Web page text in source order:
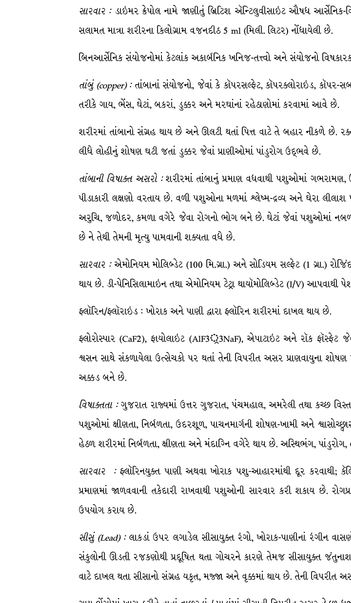
સારવાર :ડાઇમર ક્રેપોલ નામે જાણીતું બ્રિટિશ ઍન્ટિલુવીસાઇટ ઔષધ
સલામત માત્રા શરીરના કિલોગ્રામ વજનદીઠ 5 ml (મિલી. લિટર) નોંધાયેલી છે.
બિનઆર્સેનિક સંયોજનોમાં કેટલાંક અકાર્બનિક ખનિજ-તત્ત્વો અને સંયોજનો
તાંબું(copper) :તાંબાનાં સંયોજનો, જેવાં કે કૉપરસલ્ફેટ, કૉપરક્લોરાઇડ,
તરીકે ગાય, ભેંસ, ઘેટાં, બકરાં, ડુક્કર અને મરઘાંનાં રહેઠાણોમાં કરવામાં આવે છે.
શરીરમાં તાંબાનો સંગ્રહ થાય છે અને ઊલટી થતાં પિત્ત વાટે તે બહાર નીકળે છે.
લીધે લોહીનું શોષણ ઘટી જતાં ડુક્કર જેવાં પ્રાણીઓમાં પાંડુરોગ ઉદ્ભવે છે.
તાંબાની વિષાક્ત અસરો:શરીરમાં તાંબાનું પ્રમાણ વધવાથી પશુઓમાં ગભરામણ,
પીડાકારી લક્ષણો વરતાય છે. વળી પશુઓના મળમાં શ્ર્લેષ્મ-દ્રવ્ય અને ઘેરા
અરુચિ, જળોદર, કમળા વગેરે જેવા રોગનો ભોગ બને છે. ઘેટાં જેવાં પશુઓમાં
છે ને તેથી તેમની મૃત્યુ પામવાની શક્યતા વધે છે.
સારવાર :એમોનિયમ મોલિબ્ડેટ (100 મિ.ગ્રા.) અને સોડિયમ સલ્ફેટ (1 ગ્રા.)
થાય છે. ડી-પેનિસિલામાઇન તથા એમોનિયમ ટેટ્રા થાયૉમોલિબ્ડેટ (I/V)
ફ્લૉરિન/ફ્લૉરાઇડ : ખોરાક અને પાણી દ્વારા ફ્લૉરિન શરીરમાં દાખલ થાય છે.
ફ્લોરોસ્પાર (CaF2), ફાયોલાઇટ (AlF3્ર3NaF), એપાટાઇટ અને રૉક
શ્વસન સાથે સંકળાયેલા ઉત્સેચકો પર થતાં તેની વિપરીત અસર પ્રાણવાયુના
અક્કડ બને છે.
વિષાક્તતા:ગુજરાત રાજ્યમાં ઉત્તર ગુજરાત, પંચમહાલ, અમરેલી તથા કચ્છ
પશુઓમાં ક્ષીણતા, નિર્બળતા, ઉદરશૂળ, પાચનમાર્ગની શોષણ-ખામી અને
હેઠળ શરીરમાં નિર્બળતા, ક્ષીણતા અને મંદાગ્નિ વગેરે થાય છે. અસ્થિભંગ,
સારવાર :ફ્લૉરિનયુક્ત પાણી અથવા ખોરાક પશુ-આહારમાંથી દૂર કરવાથી;
પ્રમાણમાં જાળવવાની તકેદારી રાખવાથી પશુઓની સારવાર કરી શકાય છે.
ઉપયોગ કરાય છે.
સીસું(Lead) :લાકડાં ઉપર લગાડેલ સીસાયુક્ત રંગો, ખોરાક-પાણીનાં રંગીન
સંકુલોની ઊડતી રજકણોથી પ્રદૂષિત થતા ગોચરને કારણે તેમજ સીસાયુક્ત
વાટે દાખલ થતા સીસાનો સંગ્રહ યકૃત, મજ્જા અને વૃક્કમાં થાય છે. તેની વિપરીત